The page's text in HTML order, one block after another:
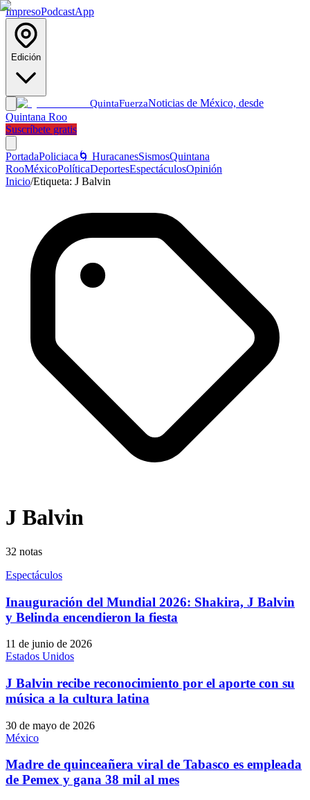
ImpresoPodcastApp
Edición
QuintaFuerzaNoticias de México, desde
Quintana Roo
Suscríbete gratis
PortadaPoliciaca 🌀 HuracanesSismosQuintana
RooMéxicoPolíticaDeportesEspectáculosOpinión
Inicio/Etiqueta: J Balvin
J Balvin
32 notas
Espectáculos
Inauguración del Mundial 2026: Shakira, J Balvin
y Belinda encendieron la fiesta
11 de junio de 2026
Estados Unidos
J Balvin recibe reconocimiento por el aporte con su
música a la cultura latina
30 de mayo de 2026
México
Madre de quinceañera viral de Tabasco es empleada
de Pemex y gana 38 mil al mes